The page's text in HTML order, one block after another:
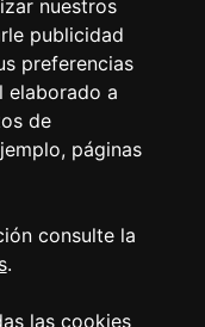
nuestros
publicidad
preferencias
elaborado a
de
páginas
consulte la
.
las cookies
Externo